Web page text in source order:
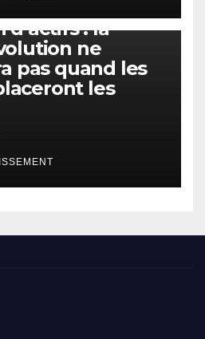
: la
ne
pas quand les
les